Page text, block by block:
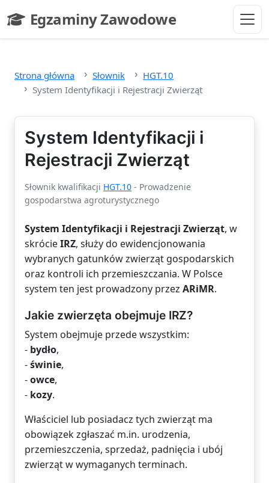
Egzaminy Zawodowe
- strona główna
Strona główna Słownik
HGT.10
System Identyfikacji i Rejestracji Zwierząt
System Identyfikacji i
Rejestracji Zwierząt
Słownik kwalifikacji HGT.10 - Prowadzenie
gospodarstwa agroturystycznego
System Identyfikacji i Rejestracji Zwierząt, w
skrócieIRZ, służy do ewidencjonowania
wybranych gatunków zwierząt gospodarskich
oraz kontroli ich przemieszczania. W Polsce
system ten jest prowadzony przez ARiMR.
Jakie zwierzęta obejmuje IRZ?
System obejmuje przede wszystkim:
- bydło,
-świnie,
-owce,
- kozy.
Właściciel lub posiadacz tych zwierząt ma
obowiązek zgłaszać m.in. urodzenia,
przemieszczenia, sprzedaż, padnięcia i ubój
zwierząt w wymaganych terminach.